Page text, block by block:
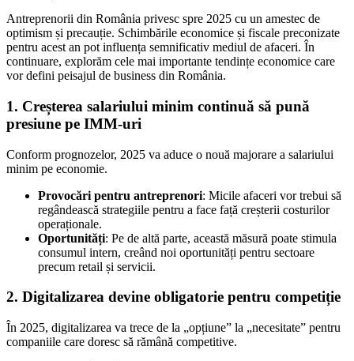
Antreprenorii din România privesc spre 2025 cu un amestec de
optimism și precauție. Schimbările economice și fiscale preconizate
pentru acest an pot influența semnificativ mediul de afaceri. În
continuare, explorăm cele mai importante tendințe economice care
vor defini peisajul de business din România.
1. Creșterea salariului minim continuă să pună
presiune pe IMM-uri
Conform prognozelor, 2025 va aduce o nouă majorare a salariului
minim pe economie.
Provocări pentru antreprenori: Micile afaceri vor trebui să
regândească strategiile pentru a face față creșterii costurilor
operaționale.
Oportunități: Pe de altă parte, această măsură poate stimula
consumul intern, creând noi oportunități pentru sectoare
precum retail și servicii.
2. Digitalizarea devine obligatorie pentru competiție
În 2025, digitalizarea va trece de la „opțiune” la „necesitate” pentru
companiile care doresc să rămână competitive.